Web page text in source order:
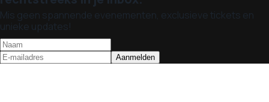
Mis geen spannende evenementen, exclusieve tickets en
unieke updates!